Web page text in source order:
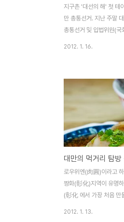
지구촌 '대선의 해' 첫 테
만 총통선거. 지난 주말
총통선거 및 입법위원(국
름 났다. 민진당 차이잉
표율, 국민당 마잉지우
율, 약 80만표를 앞서 마
에 성공하였다. 마잉지우
히 요략해보면, 행정부가
‘행복지수’를 매년 발표
했고, 행복지수는 건강과
린이 보육 등 광범위한 문
다. 이러한 지표들이 행
중시키기는 하겠지만..
2012. 1. 16.
로우위엔(肉圓)이라고
짱화(彰化)지역이 유명
(彰化 에서 가장 처음 만
2012. 1. 13.